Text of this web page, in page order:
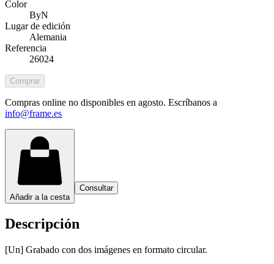
Color
ByN
Lugar de edición
Alemania
Referencia
26024
Comprar
Compras online no disponibles en agosto. Escríbanos a
info@frame.es
Añadir a la cesta
Consultar
Descripción
[Un] Grabado con dos imágenes en formato circular.